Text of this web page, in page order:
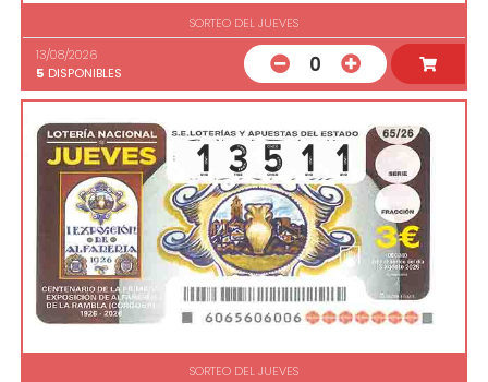
SORTEO DEL JUEVES
13/08/2026
5 DISPONIBLES 0
SORTEO DEL JUEVES